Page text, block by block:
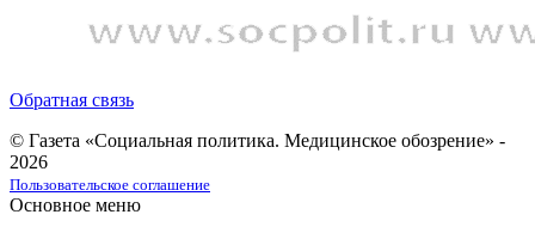
Обратная связь
© Газета «Социальная политика. Медицинское обозрение» -
2026
Пользовательское соглашение
Основное меню